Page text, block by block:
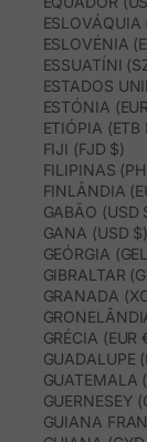
ESLOVÁQUIA
ESLOVÉNIA
ESSUATÍNI
ESTADOS
ESTÓNIA
ETIÓPIA (ETB
FIJI (FJD $)
FILIPINAS
FINLÂNDIA
GABÃO (USD
GANA (USD $)
GEÓRGIA
GIBRALTAR
GRANADA
GRÉCIA (EUR
GUADALUPE
GUATEMALA
GUERNESEY
GUIANA